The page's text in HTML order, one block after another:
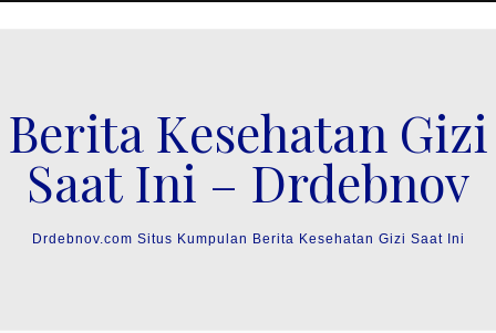
Berita Kesehatan Gizi
Saat Ini – Drdebnov
Drdebnov.com Situs Kumpulan Berita Kesehatan Gizi Saat Ini